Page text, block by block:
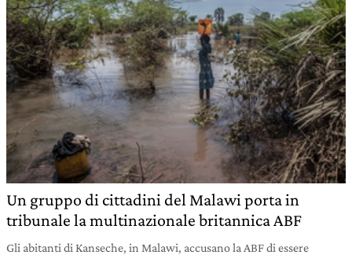
Un gruppo di cittadini del Malawi porta in
tribunale la multinazionale britannica ABF
Gli abitanti di Kanseche, in Malawi, accusano la ABF di essere